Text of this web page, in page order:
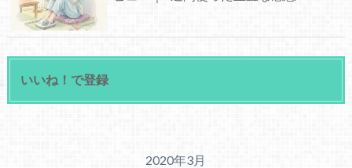
いいね！で登録
2020年3月